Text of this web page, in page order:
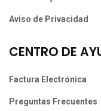
Aviso de Privacidad
CENTRO DE
Factura Electrónica
Preguntas Frecuentes